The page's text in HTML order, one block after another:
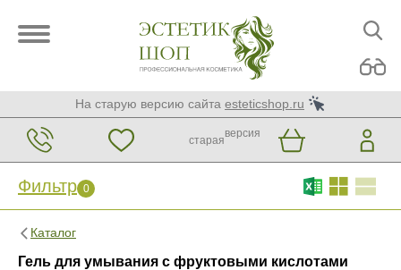
На старую версию сайта esteticshop.ru
старая
версия
Фильтр 0
Каталог
Гель для умывания с фруктовыми кислотами
Фильтр 0